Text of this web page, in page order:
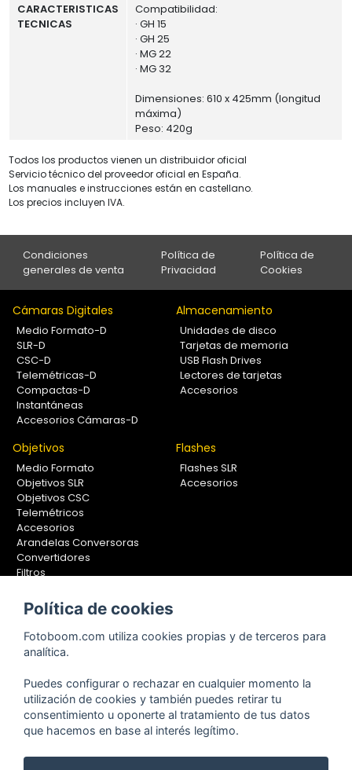
CARACTERISTICAS
TECNICAS
Compatibilidad:
· GH 15
· GH 25
· MG 22
· MG 32
Dimensiones: 610 x 425mm (longitud
máxima)
Peso: 420g
Todos los productos vienen un distribuidor oficial
Servicio técnico del proveedor oficial en España.
Los manuales e instrucciones están en castellano.
Los precios incluyen IVA.
Condiciones
generales de venta
Política de
Privacidad
Política de
Cookies
Cámaras Digitales
Medio Formato-D
SLR-D
CSC-D
Telemétricas-D
Compactas-D
Instantáneas
Accesorios Cámaras-D
Almacenamiento
Unidades de disco
Tarjetas de memoria
USB Flash Drives
Lectores de tarjetas
Accesorios
Objetivos
Medio Formato
Objetivos SLR
Objetivos CSC
Telemétricos
Accesorios
Arandelas Conversoras
Convertidores
Filtros
Calibradores
Flashes
Flashes SLR
Accesorios
Soportes Fotografía
Monopiés
Trípodes
Kit Completos
Accesorios
Política de cookies
Fotoboom.com utiliza cookies propias y de terceros para
analítica.
Puedes configurar o rechazar en cualquier momento la
utilización de cookies y también puedes retirar tu
consentimiento u oponerte al tratamiento de tus datos
que hacemos en base al interés legítimo.